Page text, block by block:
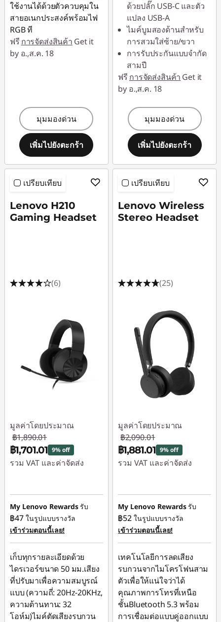
ใช้งานได้ด้วยตัวควบคุมใน
สายอเนกประสงค์พร้อมไฟ
RGB ที
ฟรี การจัดส่งสินค้า Get it
by อ.,ส.ค. 18
มุมมองด่วน
เพิ่มไปยังตะกร้า
ด้วยปลั๊ก USB-C และตัว
แปลง USB-A
ไมค์บูมสองด้านสำหรับ
การสวมใส่ซ้าย/ขวา
การรับประกันแบบจำกัด
สามปี
ฟรี การจัดส่งสินค้า Get it
by อ.,ส.ค. 18
มุมมองด่วน
เพิ่มไปยังตะกร้า
เปรียบเทียบ
Lenovo H210
Gaming Headset
(6)
มูลค่าโดยประมาณ
฿1,890.01
฿1,701.01 9% off
รวม VAT และค่าจัดส่ง
฿189.00
My Lenovo Rewardsรับ
฿47 ในรูปแบบรางวัล
เข้าร่วมตอนนี้เลย!
เก็บทุกรายละเอียดด้วย
ไดรเวอร์ขนาด 50 มม.เสียง
ที่ปรับมาเพื่อความสมบูรณ์
แบบ (ความถี่: 20Hz-20KHz,
ความต้านทาน: 32
โอห์ม)ไมค์ตัดเสียงรบกวน
เปรียบเทียบ
Lenovo Wireless
Stereo Headset
(25)
มูลค่าโดยประมาณ
฿2,090.01
฿1,881.01 9% off
รวม VAT และค่าจัดส่ง
฿209.00
My Lenovo Rewardsรับ
฿52 ในรูปแบบรางวัล
เข้าร่วมตอนนี้เลย!
เทคโนโลยีการลดเสียง
รบกวนจากไมโครโฟนสาม
ตัวเพื่อให้แน่ใจว่าได้
คุณภาพการโทรที่เหนือ
ชั้นBluetooth 5.3 พร้อม
การเชื่อมต่อแบบคู่ออกแบบ